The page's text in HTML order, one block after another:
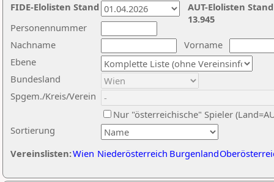
Nachname
Vorname
Ebene
Sortierung
Personennummer
Bundesland
Spgem./Kreis/Verein
Nur "österreichische" Spieler
Vereinslisten:Wien Niederösterreich Burgenland
AUT-Elolisten
13.945
FIDE-Elolisten Stand